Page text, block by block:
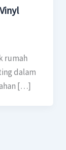
rumah
dalam
[…]